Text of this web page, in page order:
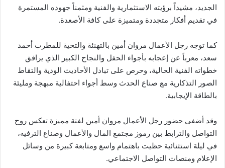
الجديد، مشيداً برؤيته الاستثمارية والفنية ومثمناً جهوده المستمرة
في تقديم أفكار متجددة ومتميزة على كافة الأصعدة.
كما توجه رجل الأعمال مروان أمين بالتهنئة والتحية للمطرب أحمد
سعد، معرباً عن إعجابه بأجواء الحفل والنجاح الكبير الذي يرافق
خطواته الفنية الحالية، وحرص على تبادل الأحاديث الودية والتقاط
الصور التذكارية مع صناع الحدث وسط أجواء احتفالية مبهجة ومليئة
بالطاقة الإيجابية.
وقد أضفى حضور رجل الأعمال مروان أمين لفتة مميزة تعكس روح
التواصل والترابط بين رموز مجتمع المال والأعمال وصناع الترفيه،
في ليلة استثنائية حظيت باهتمام واسع ومتابعة كبيرة من وسائل
الإعلام ومنصات التواصل الاجتماعي.